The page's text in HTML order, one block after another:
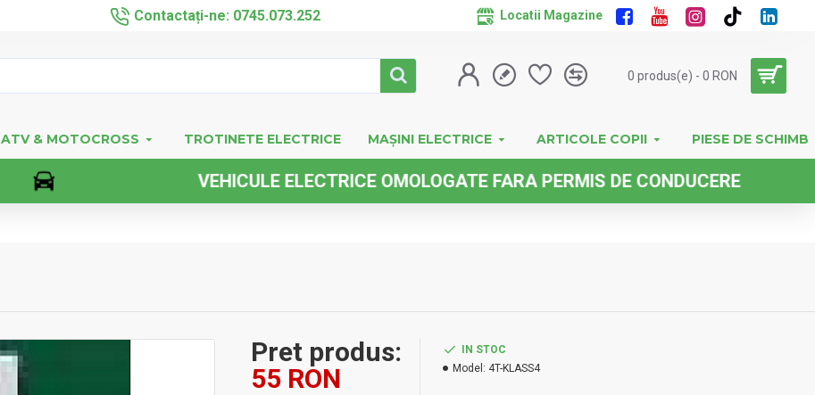
Contactați-ne: 0745.073.252 Locatii Magazine
0 produs(e) - 0 RON
ATV & MOTOCROSS TROTINETE ELECTRICE MAȘINI ELECTRICE ARTICOLE COPII PIESE DE SCHIMB
VEHICULE ELECTRICE OMOLOGATE FARA PERMIS DE CONDUCERE
Pret produs:
55 RON
IN STOC
Model: 4T-KLASS4